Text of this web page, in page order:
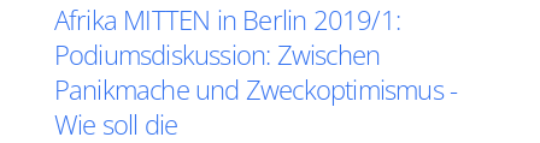
Afrika MITTEN in Berlin 2019/1:
Podiumsdiskussion: Zwischen
Panikmache und Zweckoptimismus -
Wie soll die